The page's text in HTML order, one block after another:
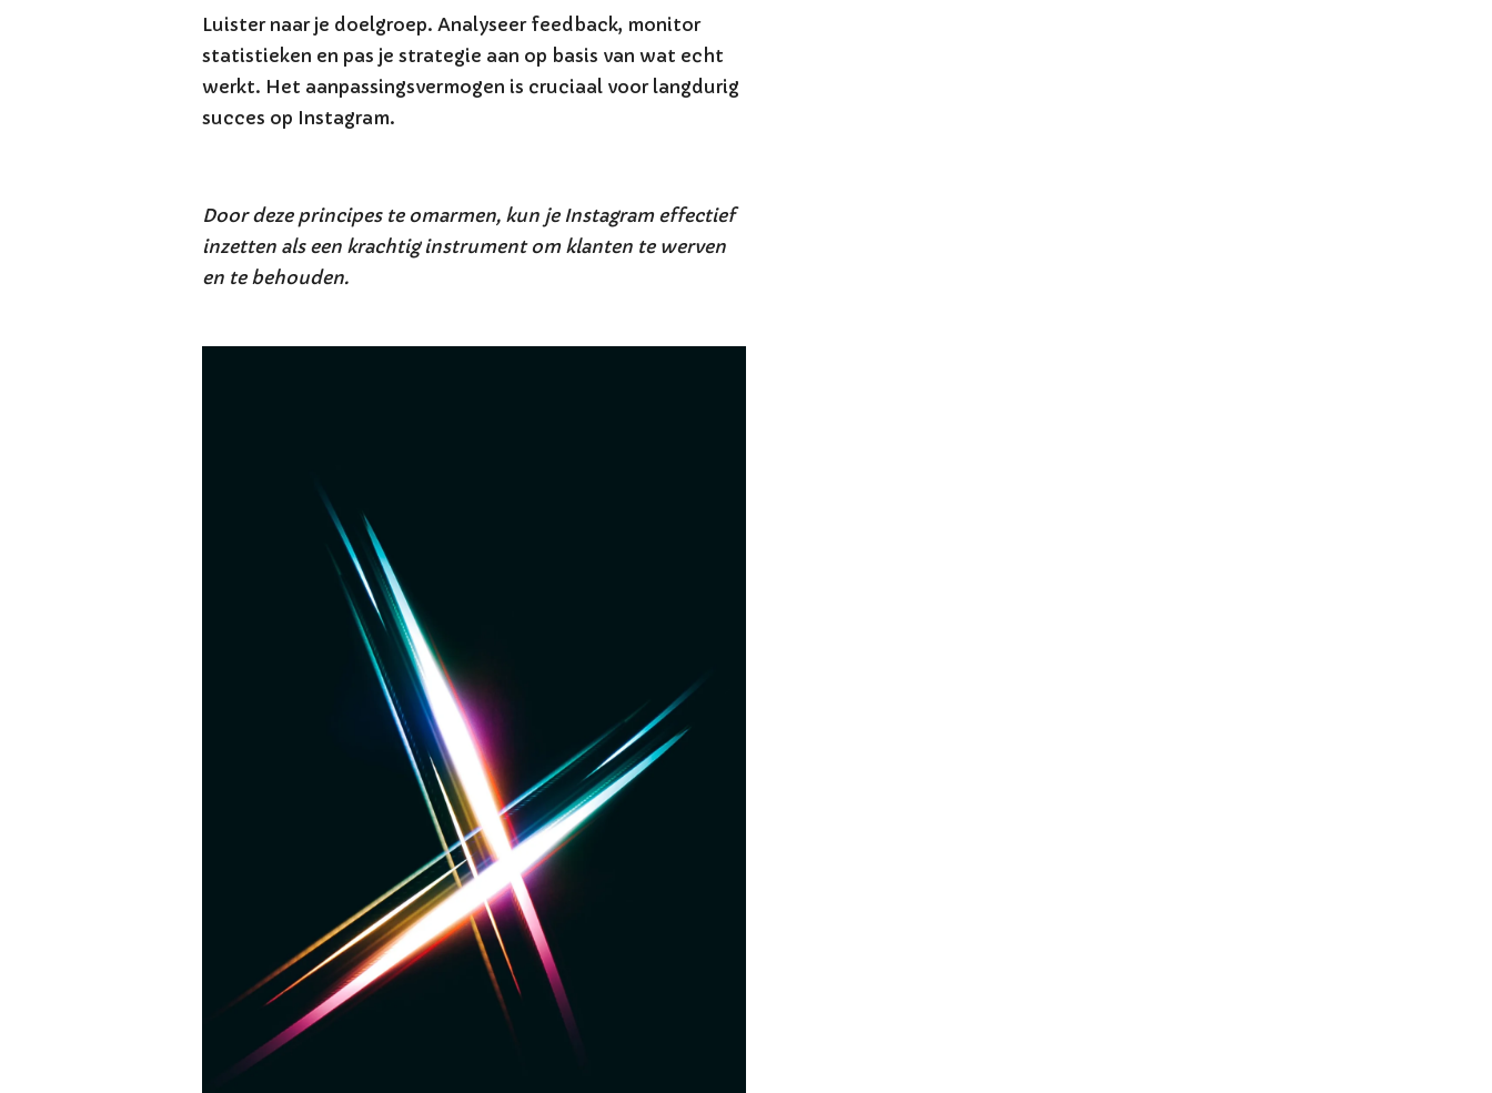
Luister naar je doelgroep. Analyseer feedback, monitor
statistieken en pas je strategie aan op basis van wat echt
werkt. Het aanpassingsvermogen is cruciaal voor langdurig
succes op Instagram.
Door deze principes te omarmen, kun je Instagram effectief
inzetten als een krachtig instrument om klanten te werven
en te behouden.